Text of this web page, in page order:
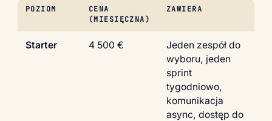
POZIOM
CENA
(MIESIĘCZNA)
ZAWIERA
Starter 4 500 €
Jeden zespół do
wyboru, jeden
sprint
tygodniowo,
komunikacja
async, dostęp do